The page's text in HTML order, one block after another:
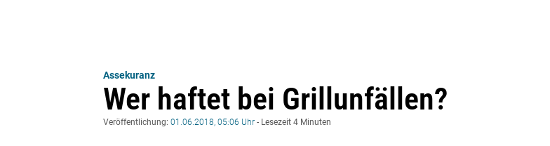
Assekuranz
Wer haftet bei Grillunfällen?
Veröffentlichung: 01.06.2018, 05:06 Uhr - Lesezeit 4 Minuten